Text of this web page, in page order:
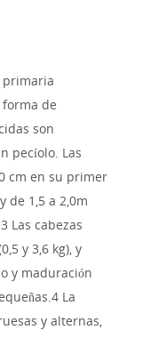
primaria
de
son
pecíolo. Las
cm en su primer
de 1,5 a 2,0m
Las cabezas
y 3,6 kg), y
y maduración
La
y alternas,